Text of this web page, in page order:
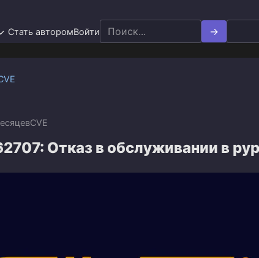
Стать авторомВойти
Search
for:
CVE
Отказ в обслуживании в